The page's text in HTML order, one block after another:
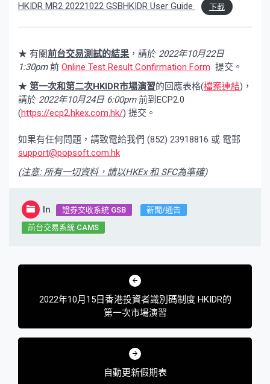
HKIDR MR2 20221022 GSBHKIDR User Guide
下載
★ 有關前台交易測試的結果 ，請於 2022年10月22日
1:30pm前 Online Test Result Confirmation Form 提交。
★ 第一次和第二次HKIDR市場演習的回應表格(檔案連結)，
請於 2022年10月24日 6:00pm前到ECP2.0
(https://ecp2.hkex.com.hk/) 提交。
如果有任何問題，請致電給我們 (852) 23918816 或 電郵
support@popsoft.com.hk
(注意: 所有一切資料，請以HKEx 和 SFC為準確)
In 證券交收系統 GSB
新聞/通告
前台交易系統 CAMS
文
覽
2022年10月15日香港投資者識別碼制度 HKIDR的
第一次市場演習
自動更新假期表